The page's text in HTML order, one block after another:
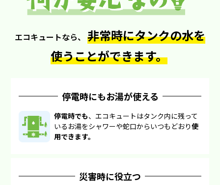
エコキュートなら、
非常時にタンクの水を
使うことができます。
停電時にもお湯が使える
停電時でも、エコキュートはタンク内に残って
いるお湯をシャワーや蛇口からいつもどおり使
用できます。
災害時に役立つ